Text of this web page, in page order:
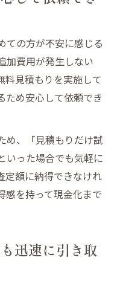
ての方が不安に感じる
加費用が発生しない
料見積もりを実施して
ため安心して依頼でき
め、「見積もりだけ試
いった場合でも気軽に
定額に納得できなけれ
感を持って現金化まで
迅速に引き取